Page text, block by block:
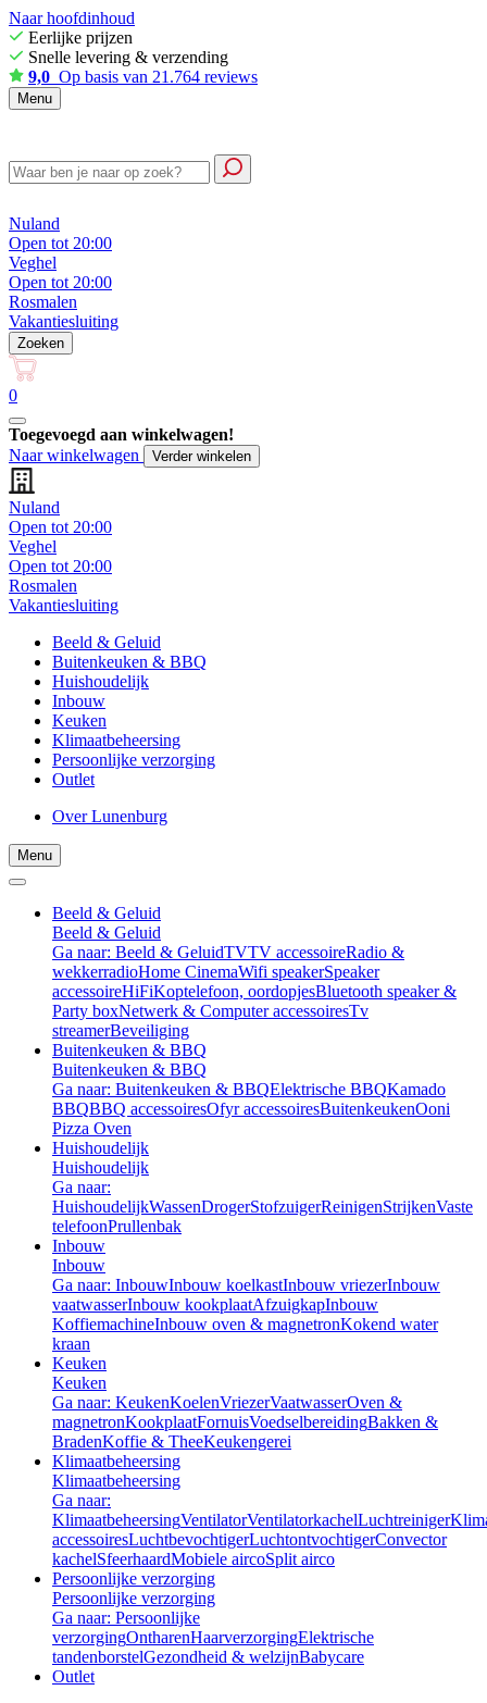
Naar hoofdinhoud
Eerlijke prijzen
Snelle levering & verzending
9,0 Op basis van 21.764 reviews
Menu
Nuland
Open tot 20:00
Veghel
Open tot 20:00
Rosmalen
Vakantiesluiting
Zoeken
0
Toegevoegd aan winkelwagen!
Naar winkelwagen
Verder winkelen
Nuland
Open tot 20:00
Veghel
Open tot 20:00
Rosmalen
Vakantiesluiting
Beeld & Geluid
Buitenkeuken & BBQ
Huishoudelijk
Inbouw
Keuken
Klimaatbeheersing
Persoonlijke verzorging
Outlet
Over Lunenburg
Menu
Beeld & Geluid
Beeld & Geluid
Ga naar: Beeld & GeluidTVTV accessoireRadio &
wekkerradioHome CinemaWifi speakerSpeaker
accessoireHiFiKoptelefoon, oordopjesBluetooth speaker &
Party boxNetwerk & Computer accessoiresTv
streamerBeveiliging
Buitenkeuken & BBQ
Buitenkeuken & BBQ
Ga naar: Buitenkeuken & BBQElektrische BBQKamado
BBQBBQ accessoiresOfyr accessoiresBuitenkeukenOoni
Pizza Oven
Huishoudelijk
Huishoudelijk
Ga naar:
HuishoudelijkWassenDrogerStofzuigerReinigenStrijkenVaste
telefoonPrullenbak
Inbouw
Inbouw
Ga naar: InbouwInbouw koelkastInbouw vriezerInbouw
vaatwasserInbouw kookplaatAfzuigkapInbouw
KoffiemachineInbouw oven & magnetronKokend water
kraan
Keuken
Keuken
Ga naar: KeukenKoelenVriezerVaatwasserOven &
magnetronKookplaatFornuisVoedselbereidingBakken &
BradenKoffie & TheeKeukengerei
Klimaatbeheersing
Klimaatbeheersing
Ga naar:
KlimaatbeheersingVentilatorVentilatorkachelLuchtreiniger
accessoiresLuchtbevochtigerLuchtontvochtigerConvector
kachelSfeerhaardMobiele aircoSplit airco
Persoonlijke verzorging
Persoonlijke verzorging
Ga naar: Persoonlijke
verzorgingOntharenHaarverzorgingElektrische
tandenborstelGezondheid & welzijnBabycare
Outlet